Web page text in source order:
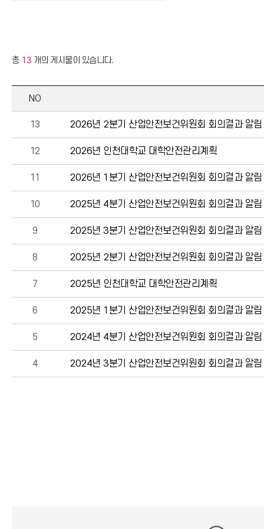
총 13 개의 게시물이 있습니다.
NO
13 2026년 2분기 산업안전보건위원회 회의결과 알림
12 2026년 인천대학교 대학안전관리계획
11 2026년 1분기 산업안전보건위원회 회의결과 알림
10 2025년 4분기 산업안전보건위원회 회의결과 알림
9 2025년 3분기 산업안전보건위원회 회의결과 알림
8 2025년 2분기 산업안전보건위원회 회의결과 알림
7 2025년 인천대학교 대학안전관리계획
6 2025년 1분기 산업안전보건위원회 회의결과 알림
5 2024년 4분기 산업안전보건위원회 회의결과 알림
4 2024년 3분기 산업안전보건위원회 회의결과 알림